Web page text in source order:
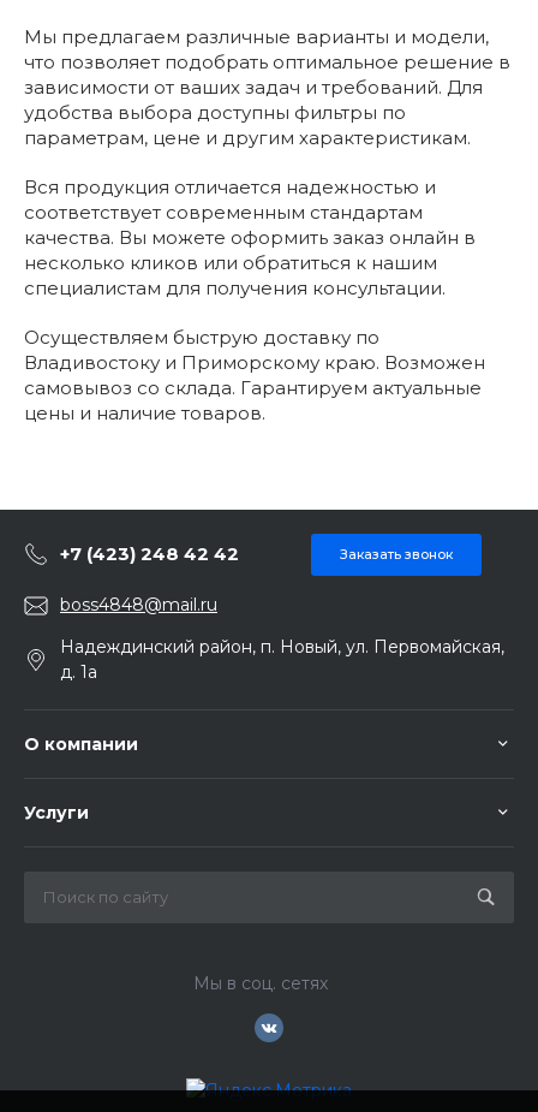
Мы предлагаем различные варианты и модели,
что позволяет подобрать оптимальное решение в
зависимости от ваших задач и требований. Для
удобства выбора доступны фильтры по
параметрам, цене и другим характеристикам.
Вся продукция отличается надежностью и
соответствует современным стандартам
качества. Вы можете оформить заказ онлайн в
несколько кликов или обратиться к нашим
специалистам для получения консультации.
Осуществляем быструю доставку по
Владивостоку и Приморскому краю. Возможен
самовывоз со склада. Гарантируем актуальные
цены и наличие товаров.
+7 (423) 248 42 42 Заказать звонок
boss4848@mail.ru
Надеждинский район, п. Новый, ул. Первомайская,
д. 1а
О компании
Услуги
Мы в соц. сетях